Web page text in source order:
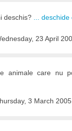
deschis? ... deschide
23 April
animale care nu
3 March 2005